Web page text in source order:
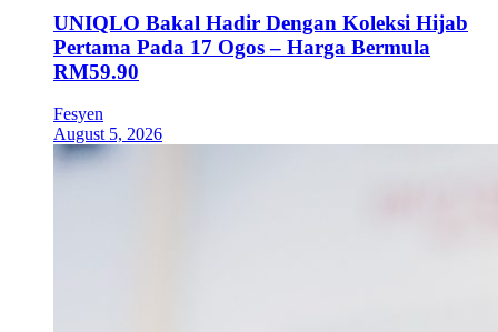
UNIQLO Bakal Hadir Dengan Koleksi Hijab
Pertama Pada 17 Ogos – Harga Bermula
RM59.90
Fesyen
August 5, 2026